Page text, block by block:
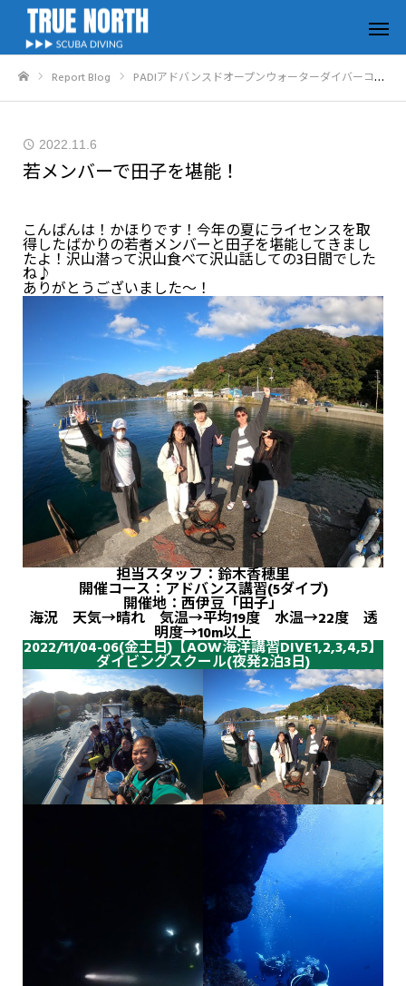
Report Blog PADIアドバンスドオープンウォーターダイバーコース報告
2022.11.6
若メンバーで田子を堪能！
こんばんは！かほりです！今年の夏にライセンスを取
得したばかりの若者メンバーと田子を堪能してきまし
たよ！沢山潜って沢山食べて沢山話しての3日間でした
ね♪
ありがとうございました～！
担当スタッフ：鈴木香穂里
開催コース：アドバンス講習(5ダイブ)
開催地：西伊豆「田子」
海況 天気→晴れ 気温→平均19度 水温→22度 透
明度→10m以上
2022/11/04-06(金土日)【AOW海洋講習DIVE1,2,3,4,5】
ダイビングスクール(夜発2泊3日)